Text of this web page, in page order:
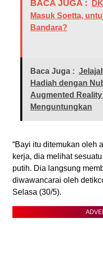
BACA JUGA :
Masuk Soetta,
Bandara?
Baca Juga :
Hadiah dengan
Augmented
Menguntungkan
“Bayi itu ditemukan oleh
kerja, dia melihat
putih. Dia langsung
diwawancarai oleh
Selasa (30/5).